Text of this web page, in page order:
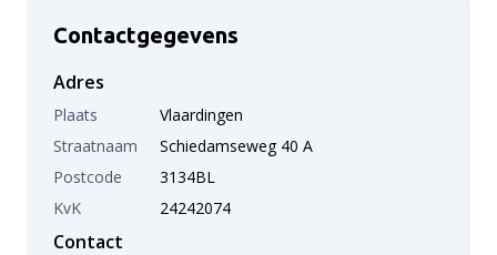
Contactgegevens
Adres
Plaats
Vlaardingen
Straatnaam
Schiedamseweg 40 A
Postcode
3134BL
KvK
24242074
Contact